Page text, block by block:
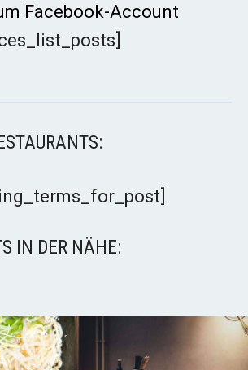
Facebook-Account
IN DER NÄHE: